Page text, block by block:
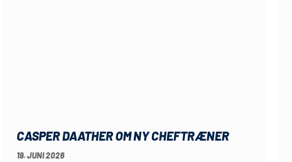
CASPER DAATHER OM NY CHEFTRÆNER
19. JUNI 2026